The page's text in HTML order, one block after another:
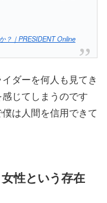
？｜PRESIDENT Online
ダーを何人も見てき
じてしまうのです
は人間を信用できて
性という存在